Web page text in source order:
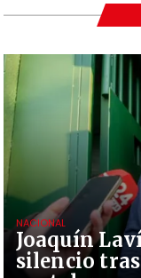
Joaquín
silencio
NACIONAL